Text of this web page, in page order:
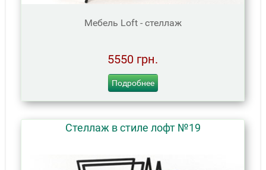
Мебель Loft - стеллаж
5550 грн.
Подробнее
Стеллаж в стиле лофт №19